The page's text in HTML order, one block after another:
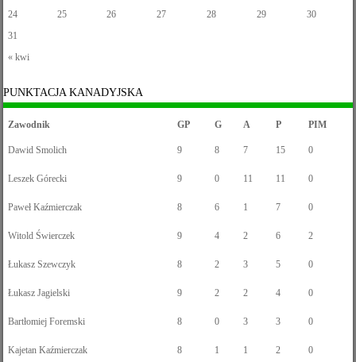
« kwi
24
25 26 27 28 29
30
31
PUNKTACJA KANADYJSKA
Zawodnik GP G A P PIM
Dawid Smolich 9 8 7 15 0
Leszek Górecki 9 0 11 11 0
Paweł Kaźmierczak 8 6 1 7 0
Witold Świerczek 9 4 2 6 2
Łukasz Szewczyk 8 2 3 5 0
Łukasz Jagielski 9 2 2 4 0
Bartłomiej Foremski 8 0 3 3 0
Kajetan Kaźmierczak 8 1 1 2 0